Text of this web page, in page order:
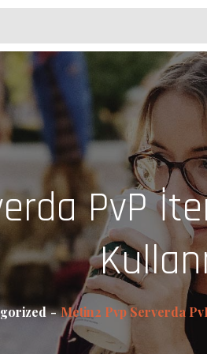
PvP
Metin2 Pvp Serverda